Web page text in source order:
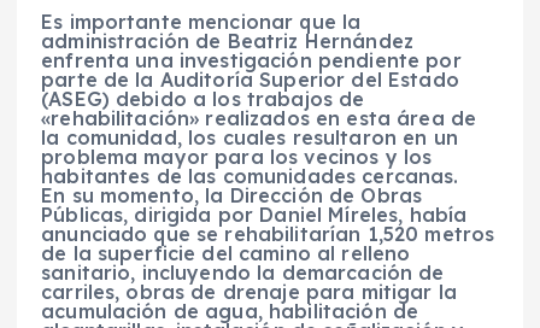
Es importante mencionar que la
administración de Beatriz Hernández
enfrenta una investigación pendiente por
parte de la Auditoría Superior del Estado
(ASEG) debido a los trabajos de
«rehabilitación» realizados en esta área de
la comunidad, los cuales resultaron en un
problema mayor para los vecinos y los
habitantes de las comunidades cercanas.
En su momento, la Dirección de Obras
Públicas, dirigida por Daniel Míreles, había
anunciado que se rehabilitarían 1,520 metros
de la superficie del camino al relleno
sanitario, incluyendo la demarcación de
carriles, obras de drenaje para mitigar la
acumulación de agua, habilitación de